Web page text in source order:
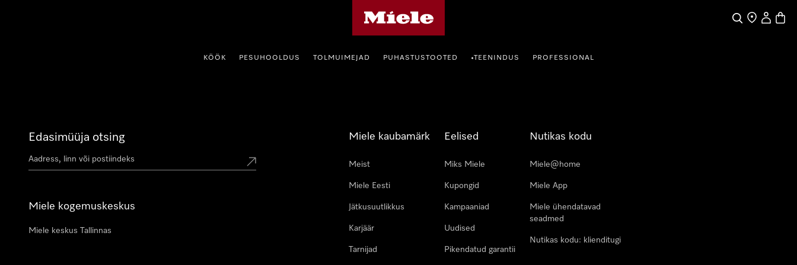
SearchFind a store
My
KÖÖK PESUHOOLDUS TOLMUIMEJAD PUHASTUSTOOTED •TEENINDUS PROFESSIONAL
Edasimüüja otsing
Miele kogemuskeskus
Miele keskus Tallinnas
Miele kaubamärk
Meist
Miele Eesti
Jätkusuutlikkus
Karjäär
Tarnijad
Eelised
Miks Miele
Kupongid
Kampaaniad
Uudised
Pikendatud garantii
Nutikas kodu
Miele@home
Miele App
Miele ühendatavad
seadmed
Nutikas kodu: klienditugi